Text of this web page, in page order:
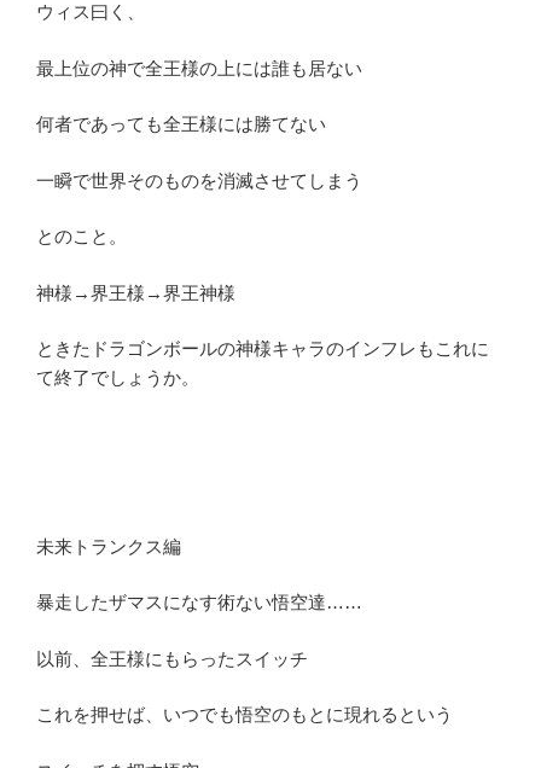
ウィス曰く、
最上位の神で全王様の上には誰も居ない
何者であっても全王様には勝てない
一瞬で世界そのものを消滅させてしまう
とのこと。
神様→界王様→界王神様
ときたドラゴンボールの神様キャラのインフレもこれに
て終了でしょうか。
未来トランクス編
暴走したザマスになす術ない悟空達……
以前、全王様にもらったスイッチ
これを押せば、いつでも悟空のもとに現れるという